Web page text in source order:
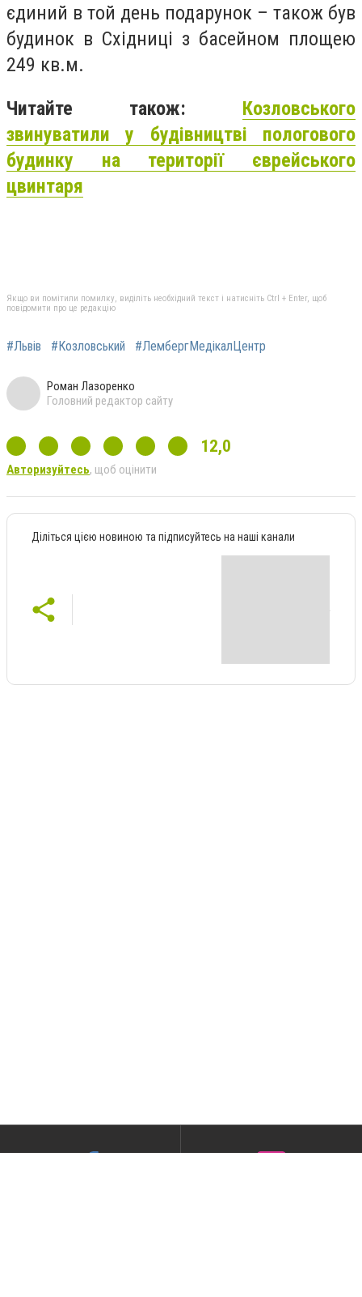
єдиний в той день подарунок – також був
будинок в Східниці з басейном площею
249 кв.м.
Читайте також: Козловського
звинуватили у будівництві пологового
будинку на території єврейського
цвинтаря
Якщо ви помітили помилку, виділіть необхідний текст і натисніть Ctrl + Enter, щоб
повідомити про це редакцію
#Львів #Козловський #ЛембергМедікалЦентр
Роман Лазоренко
Головний редактор сайту
12,0
Авторизуйтесь, щоб оцінити
Діліться цією новиною та підписуйтесь на наші канали